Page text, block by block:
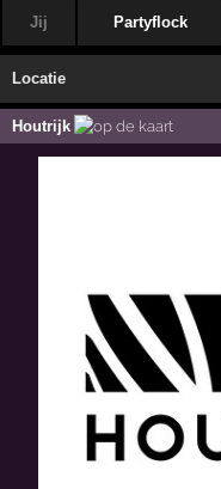
Jij Partyflock
Locatie
Houtrijk